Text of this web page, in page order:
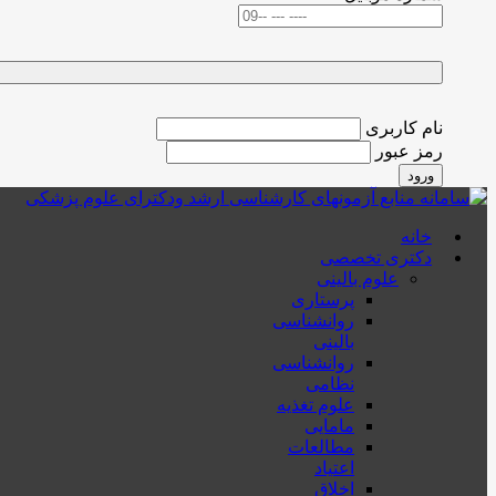
نام کاربری
رمز عبور
ورود
خانه
دکتری تخصصی
علوم بالینی
پرستاری
روانشناسی
بالینی
روانشناسی
نظامی
علوم تغذیه
مامایی
مطالعات
اعتیاد
اخلاق